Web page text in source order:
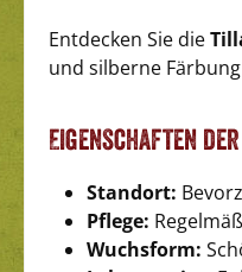
Entdecken Sie die
und silberne
Eigenschaften
Standort:
Pflege:
Wuchsform: